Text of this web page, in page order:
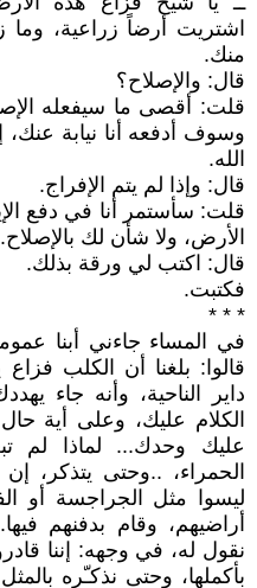
اشتريت أرضاً زراعية، وما
منك.
قال: والإصلاح؟
قلت: أقصى ما سيفعله
وسوف أدفعه أنا نيابة عنك،
الله.
قال: وإذا لم يتم الإفراج.
قلت: سأستمر أنا في دفع
الأرض، ولا شأن لك بالإصلاح.
قال: اكتب لي ورقة بذلك.
فكتبت.
* * *
في المساء جاءني أبنا
قالوا: بلغنا أن الكلب
داير الناحية، وأنه جاء
الكلام عليك، وعلى أية
عليك وحدك... لماذا لم
الحمراء، ..وحتى يتذكر،
ليسوا مثل الجراجسة أو
أراضيهم، وقام بدفنهم
نقول له، في وجهه: إننا
بأكملها، وحتى نذكـّره